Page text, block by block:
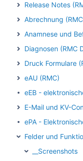
Release Notes
Abrechnung
Anamnese und
Diagnosen (RMC
Druck Formulare
eAU (RMC)
eEB -
E-Mail und KV-
ePA -
Felder und
__Screenshots